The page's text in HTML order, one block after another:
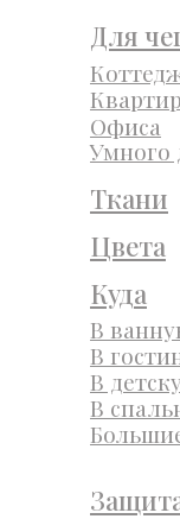
Куда
В
В
В
В
Для
Офиса
Умного
Ткани
Цвета